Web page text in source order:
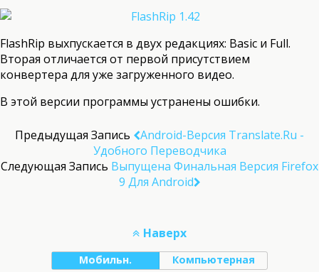
FlashRip выхпускается в двух редакциях: Basic и Full.
Вторая отличается от первой присутствием
конвертера для уже загруженного видео.
В этой версии программы устранены ошибки.
Предыдущая Запись
Android-Версия Translate.Ru -
Удобного Переводчика
Следующая Запись Выпущена Финальная Версия Firefox
9 Для Android
Наверх
Мобильн. Компьютерная